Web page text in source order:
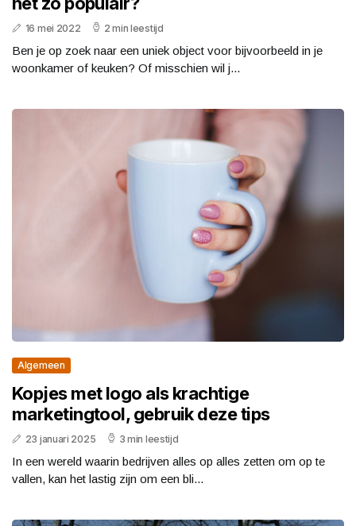
16 mei 2022 2 min leestijd
Ben je op zoek naar een uniek object voor bijvoorbeeld in je
woonkamer of keuken? Of misschien wil j...
Algemeen
Kopjes met logo als krachtige
marketingtool, gebruik deze tips
23 januari 2025 3 min leestijd
In een wereld waarin bedrijven alles op alles zetten om op te
vallen, kan het lastig zijn om een bli...